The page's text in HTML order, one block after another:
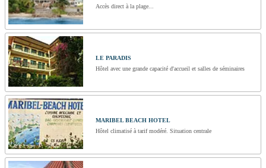
Accès direct à la plage...
LE PARADIS
Hôtel avec une grande capacité d'accueil et salles de séminaires
MARIBEL BEACH HOTEL
Hôtel climatisé à tarif modéré. Situation centrale